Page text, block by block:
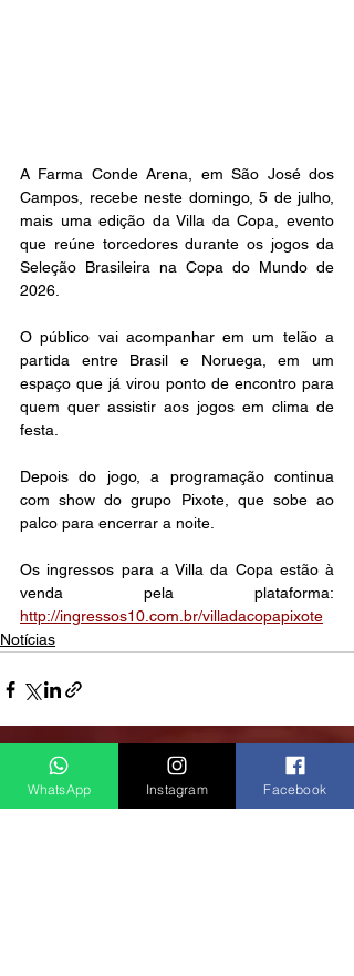
A Farma Conde Arena, em São José dos
Campos, recebe neste domingo, 5 de julho,
mais uma edição da Villa da Copa, evento
que reúne torcedores durante os jogos da
Seleção Brasileira na Copa do Mundo de
2026.
O público vai acompanhar em um telão a
partida entre Brasil e Noruega, em um
espaço que já virou ponto de encontro para
quem quer assistir aos jogos em clima de
festa.
Depois do jogo, a programação continua
com show do grupo Pixote, que sobe ao
palco para encerrar a noite.
Os ingressos para a Villa da Copa estão à
http://ingressos10.com.br/villadacopapixote
Notícias
Posts recentes Ver tudo
WhatsApp Instagram Facebook